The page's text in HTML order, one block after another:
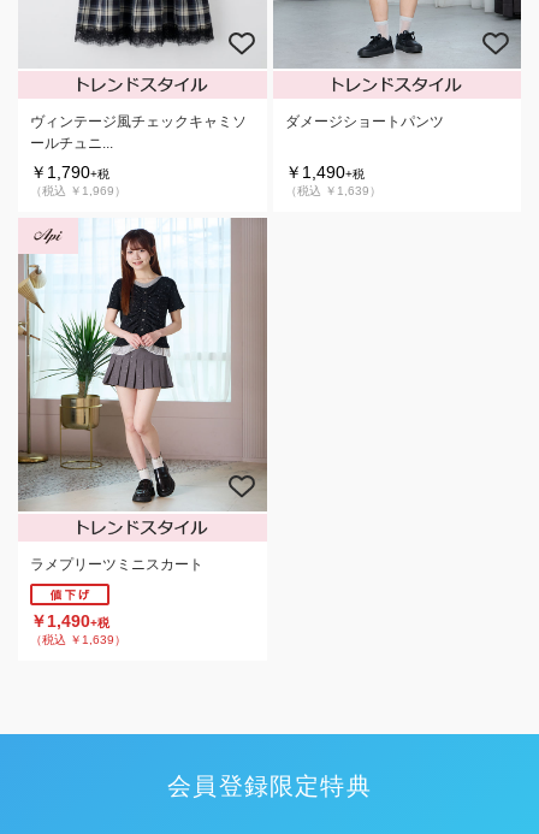
ヴィンテージ風チェックキャミソ
ールチュニ...
￥1,790+税
（税込 ￥1,969）
ダメージショートパンツ
￥1,490+税
（税込 ￥1,639）
ラメプリーツミニスカート
￥1,490+税
（税込 ￥1,639）
会員登録限定特典